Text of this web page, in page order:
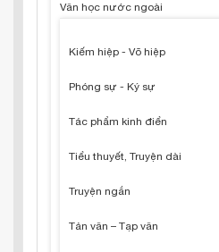
Văn học nước ngoài
Kiếm hiệp - Võ hiệp
Phóng sự - Ký sự
Tác phẩm kinh điển
Tiểu thuyết, Truyện dài
Truyện ngắn
Tản văn – Tạp văn